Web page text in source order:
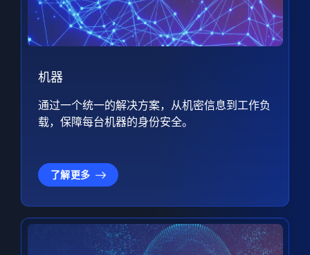
机器
通过一个统一的解决方案，从机密信息到工作负
载，保障每台机器的身份安全。
了解更多